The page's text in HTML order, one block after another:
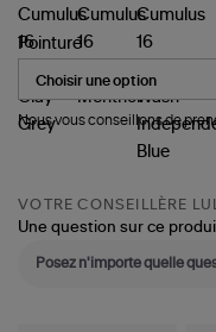
Silver,
Bahnsen
Pointure
Nous vous conseillons de
VOTRE CONSEILLÈRE
Une question sur ce